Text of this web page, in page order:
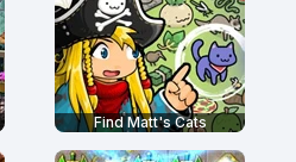
Find Matt's Cats